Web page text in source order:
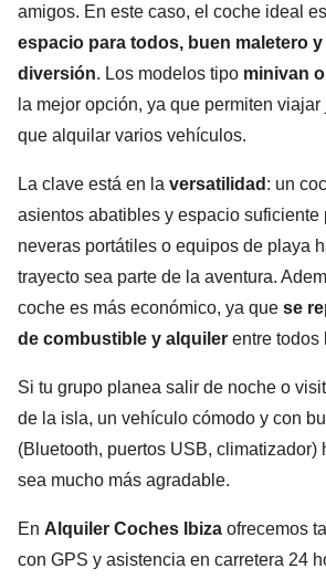
amigos. En este caso, el coche ideal
espacio para todos, buen maletero
diversión. Los modelos tipo minivan
la mejor opción, ya que permiten
que alquilar varios vehículos.
La clave está en la versatilidad : un
asientos abatibles y espacio suficiente
neveras portátiles o equipos de playa
trayecto sea parte de la aventura.
coche es más económico, ya que se
de combustible y alquiler entre todos
Si tu grupo planea salir de noche o
de la isla, un vehículo cómodo y con
(Bluetooth, puertos USB, climatizador)
sea mucho más agradable.
En Alquiler Coches Ibiza ofrecemos
con GPS y asistencia en carretera 24